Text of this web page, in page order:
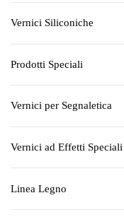
Vernici Siliconiche
Prodotti Speciali
Vernici per Segnaletica
Vernici ad Effetti Speciali
Linea Legno